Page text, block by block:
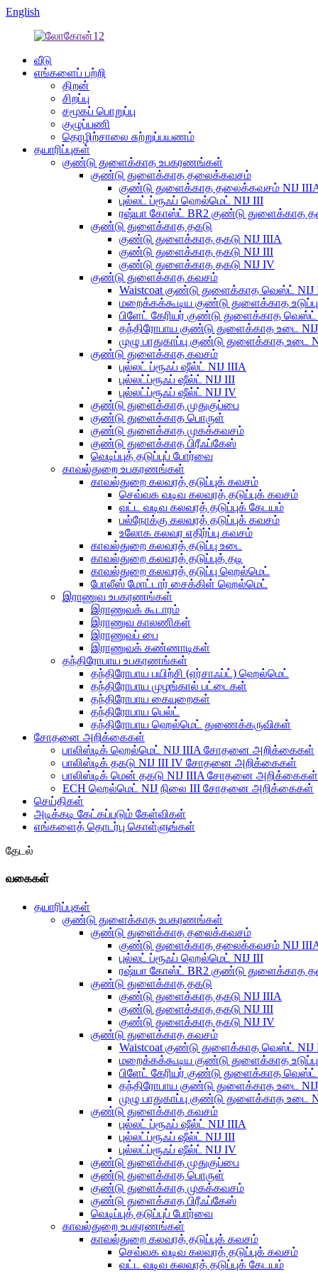
English
வீடு
எங்களைப் பற்றி
திறன்
சிறப்பு
சமூகப் பொறுப்பு
குழுப்பணி
தொழிற்சாலை சுற்றுப்பயணம்
தயாரிப்புகள்
குண்டு துளைக்காத உபகரணங்கள்
குண்டு துளைக்காத தலைக்கவசம்
குண்டு துளைக்காத தலைக்கவசம் NIJ
புல்லட் ப்ரூஃப் ஹெல்மெட் NIJ III
ரஷ்யா கோஸ்ட் BR2 குண்டு துளைக்காத
குண்டு துளைக்காத தகடு
குண்டு துளைக்காத தகடு NIJ IIIA
குண்டு துளைக்காத தகடு NIJ III
குண்டு துளைக்காத தகடு NIJ IV
குண்டு துளைக்காத கவசம்
Waistcoat குண்டு துளைக்காத வெஸ்ட் NIJ
மறைக்கக்கூடிய குண்டு துளைக்காத
பிளேட் கேரியர் குண்டு துளைக்காத வெஸ்ட்
தந்திரோபாய குண்டு துளைக்காத உடை
முழு பாதுகாப்பு குண்டு துளைக்காத உடை
குண்டு துளைக்காத கவசம்
புல்லட் ப்ரூஃப் ஷீல்ட் NIJ IIIA
புல்லட்ப்ரூஃப் ஷீல்ட் NIJ III
புல்லட்ப்ரூஃப் ஷீல்ட் NIJ IV
குண்டு துளைக்காத முதுகுப்பை
குண்டு துளைக்காத பொருள்
குண்டு துளைக்காத முகக்கவசம்
குண்டு துளைக்காத பிரீஃப்கேஸ்
வெடிப்புத் தடுப்புப் போர்வை
காவல்துறை உபகரணங்கள்
காவல்துறை கலவரத் தடுப்புக் கவசம்
செவ்வக வடிவ கலவரத் தடுப்புக் கவசம்
வட்ட வடிவ கலவரத் தடுப்புக் கேடயம்
பல்நோக்கு கலவரத் தடுப்புக் கவசம்
உலோக கலவர எதிர்ப்பு கவசம்
காவல்துறை கலவரத் தடுப்பு உடை
காவல்துறை கலவரத் தடுப்புத் தடி
காவல்துறை கலவரத் தடுப்பு ஹெல்மெட்
போலீஸ் மோட்டார் சைக்கிள் ஹெல்மெட்
இராணுவ உபகரணங்கள்
இராணுவக் கூடாரம்
இராணுவ காலணிகள்
இராணுவப் பை
இராணுவக் கண்ணாடிகள்
தந்திரோபாய உபகரணங்கள்
தந்திரோபாய பயிற்சி (ஏர்சாஃப்ட்) ஹெல்மெட்
தந்திரோபாய முழங்கால் பட்டைகள்
தந்திரோபாய கையுறைகள்
தந்திரோபாய பெல்ட்
தந்திரோபாய ஹெல்மெட் துணைக்கருவிகள்
சோதனை அறிக்கைகள்
பாலிஸ்டிக் ஹெல்மெட் NIJ IIIA சோதனை அறிக்கைகள்
பாலிஸ்டிக் தகடு NIJ III IV சோதனை அறிக்கைகள்
பாலிஸ்டிக் மென் தகடு NIJ IIIA சோதனை அறிக்கைகள்
ECH ஹெல்மெட் NIJ நிலை III சோதனை அறிக்கைகள்
செய்திகள்
அடிக்கடி கேட்கப்படும் கேள்விகள்
எங்களைத் தொடர்பு கொள்ளுங்கள்
தேடல்
வகைகள்
தயாரிப்புகள்
குண்டு துளைக்காத உபகரணங்கள்
குண்டு துளைக்காத தலைக்கவசம்
குண்டு துளைக்காத தலைக்கவசம் NIJ
புல்லட் ப்ரூஃப் ஹெல்மெட் NIJ III
ரஷ்யா கோஸ்ட் BR2 குண்டு துளைக்காத
குண்டு துளைக்காத தகடு
குண்டு துளைக்காத தகடு NIJ IIIA
குண்டு துளைக்காத தகடு NIJ III
குண்டு துளைக்காத தகடு NIJ IV
குண்டு துளைக்காத கவசம்
Waistcoat குண்டு துளைக்காத வெஸ்ட் NIJ
மறைக்கக்கூடிய குண்டு துளைக்காத
பிளேட் கேரியர் குண்டு துளைக்காத வெஸ்ட்
தந்திரோபாய குண்டு துளைக்காத உடை
முழு பாதுகாப்பு குண்டு துளைக்காத உடை
குண்டு துளைக்காத கவசம்
புல்லட் ப்ரூஃப் ஷீல்ட் NIJ IIIA
புல்லட்ப்ரூஃப் ஷீல்ட் NIJ III
புல்லட்ப்ரூஃப் ஷீல்ட் NIJ IV
குண்டு துளைக்காத முதுகுப்பை
குண்டு துளைக்காத பொருள்
குண்டு துளைக்காத முகக்கவசம்
குண்டு துளைக்காத பிரீஃப்கேஸ்
வெடிப்புத் தடுப்புப் போர்வை
காவல்துறை உபகரணங்கள்
காவல்துறை கலவரத் தடுப்புக் கவசம்
செவ்வக வடிவ கலவரத் தடுப்புக் கவசம்
வட்ட வடிவ கலவரத் தடுப்புக் கேடயம்